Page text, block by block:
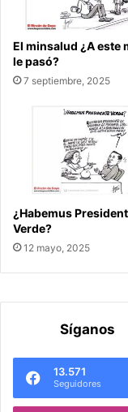
El minsalud ¿A este
le pasó?
7 septiembre, 2025
¿Habemus
Verde?
12 mayo, 2025
Síganos
13.571
Seguidores